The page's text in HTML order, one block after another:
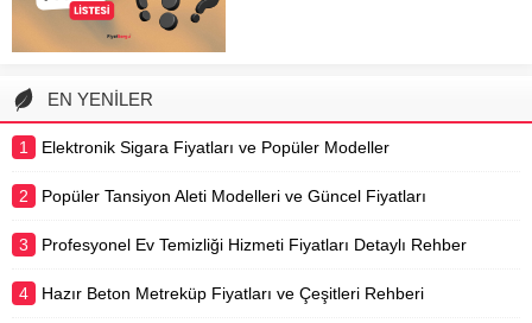
değerlerini detaylıca inceliyoruz. Bu
EN YENİLER
1 Elektronik Sigara Fiyatları ve Popüler Modeller
2 Popüler Tansiyon Aleti Modelleri ve Güncel Fiyatları
3 Profesyonel Ev Temizliği Hizmeti Fiyatları Detaylı Rehber
4 Hazır Beton Metreküp Fiyatları ve Çeşitleri Rehberi